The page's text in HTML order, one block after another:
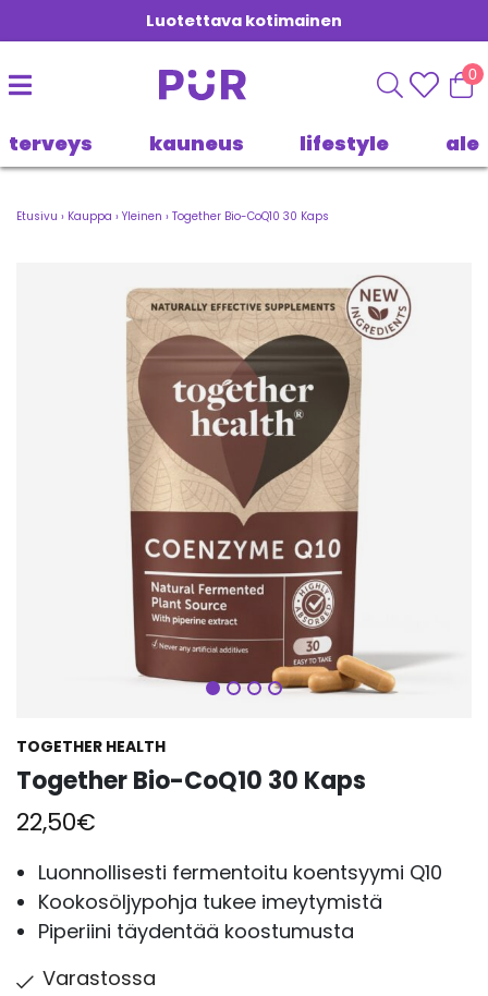
Luotettava kotimainen
0
terveys kauneus lifestyle ale
Etusivu › Kauppa › Yleinen › Together Bio-CoQ10 30 Kaps
Seuraava
TOGETHER HEALTH
Together Bio-CoQ10 30 Kaps
22,50€
Luonnollisesti fermentoitu koentsyymi Q10
Kookosöljypohja tukee imeytymistä
Piperiini täydentää koostumusta
Varastossa